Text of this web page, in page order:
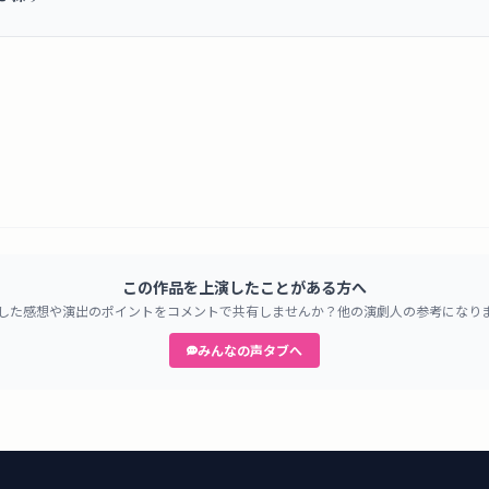
この作品を上演したことがある方へ
た感想や演出のポイントをコメントで共有しませんか？他の演劇人の参考になりま
みんなの声タブへ